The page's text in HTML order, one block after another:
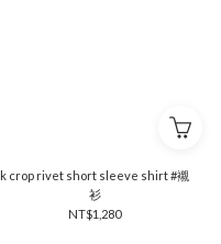
k crop rivet short sleeve shirt #襯
衫
NT$1,280